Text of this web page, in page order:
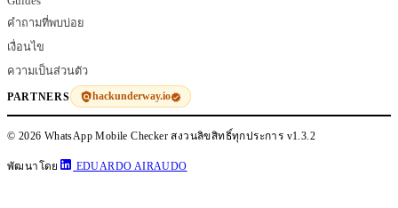
คำถามที่พบบ่อย
เงื่อนไข
ความเป็นส่วนตัว
PARTNERS hackunderway.io
© 2026 WhatsApp Mobile Checker สงวนลิขสิทธิ์ทุกประการ v1.3.2
พัฒนาโดย EDUARDO AIRAUDO